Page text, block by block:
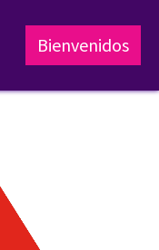
Bienvenidos